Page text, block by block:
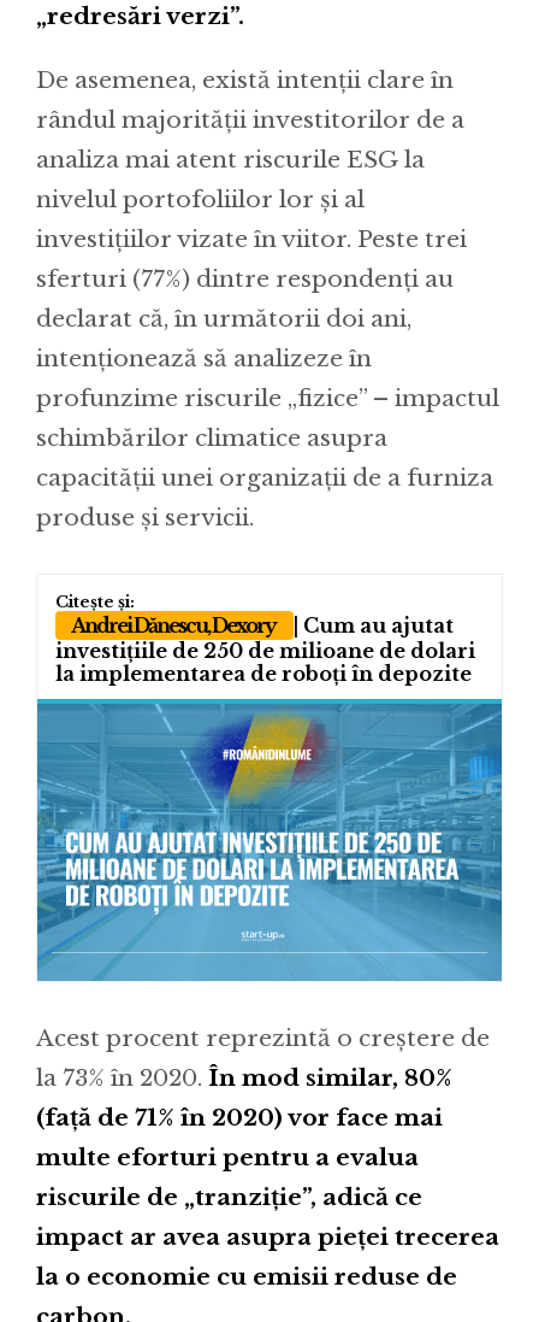
„redresări verzi”.
De asemenea, există intenții clare în
rândul majorității investitorilor de a
analiza mai atent riscurile ESG la
nivelul portofoliilor lor și al
investițiilor vizate în viitor. Peste trei
sferturi (77%) dintre respondenți au
declarat că, în următorii doi ani,
intenționează să analizeze în
profunzime riscurile „fizice” – impactul
schimbărilor climatice asupra
capacității unei organizații de a furniza
produse și servicii.
Andrei Dănescu, Dexory
| Cum au ajutat
investițiile de 250 de milioane de dolari
la implementarea de roboți în depozite
Acest procent reprezintă o creștere de
la 73% în 2020. În mod similar, 80%
(față de 71% în 2020) vor face mai
multe eforturi pentru a evalua
riscurile de „tranziție”, adică ce
impact ar avea asupra pieței trecerea
la o economie cu emisii reduse de
carbon.